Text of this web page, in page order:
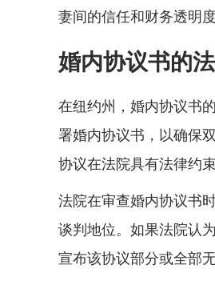
妻间的信任和财务透明度
婚内协议书的
在纽约州，婚内协议书
署婚内协议书，以确保
协议在法院具有法律约
法院在审查婚内协议书
谈判地位。如果法院认
宣布该协议部分或全部无